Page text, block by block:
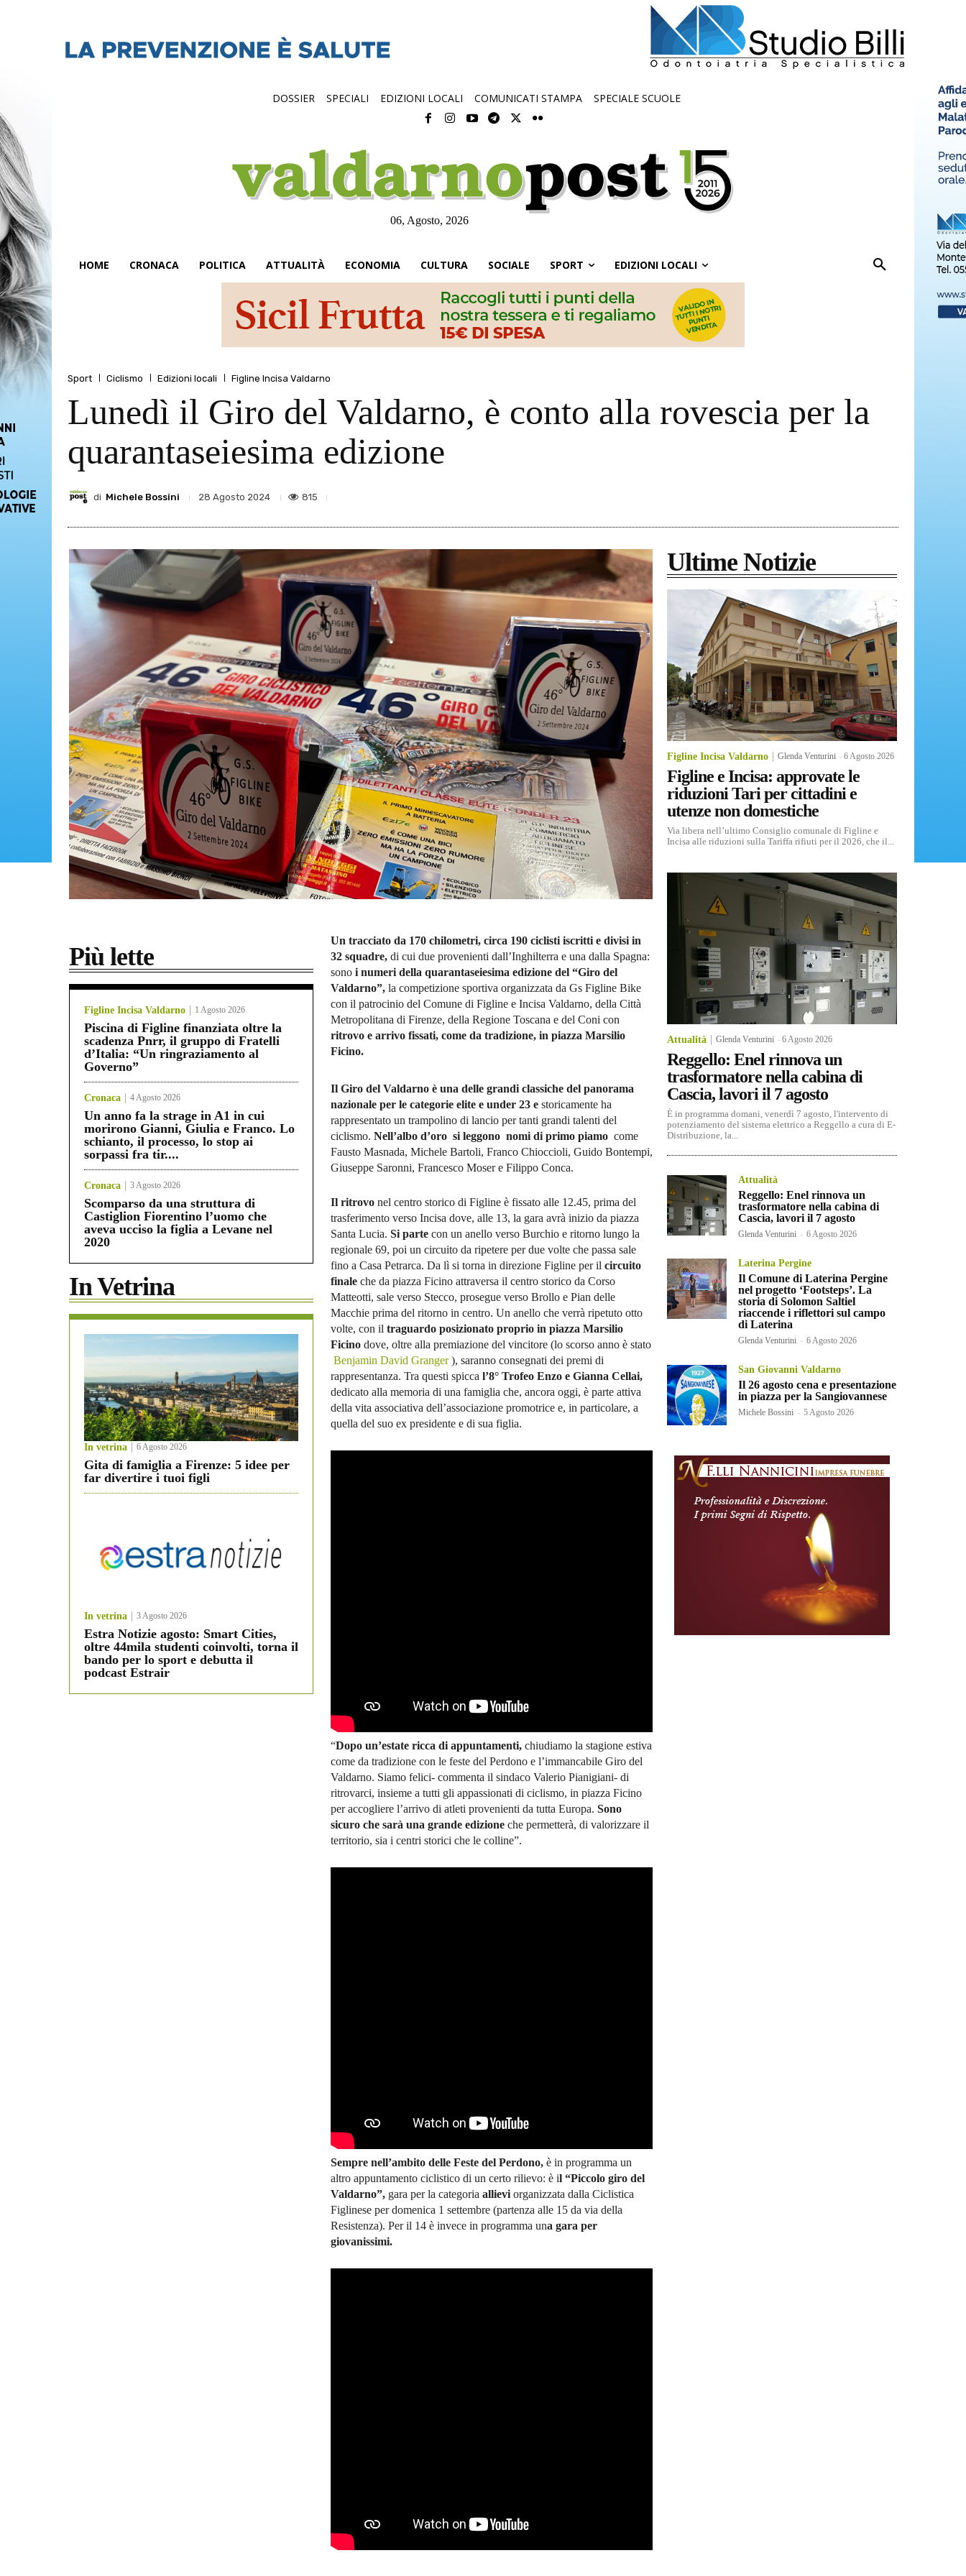
DOSSIER SPECIALI EDIZIONI LOCALI COMUNICATI STAMPA SPECIALE SCUOLE
06, Agosto, 2026
HOME CRONACA POLITICA ATTUALITÀ ECONOMIA CULTURA SOCIALE SPORT EDIZIONI LOCALI
Sport Ciclismo Edizioni locali Figline Incisa Valdarno
Lunedì il Giro del Valdarno, è conto alla rovescia per la
quarantaseiesima edizione
di Michele Bossini 28 Agosto 2024 815
Più lette
Figline Incisa Valdarno 1 Agosto 2026
Piscina di Figline finanziata oltre la
scadenza Pnrr, il gruppo di Fratelli
d’Italia: “Un ringraziamento al
Governo”
Cronaca 4 Agosto 2026
Un anno fa la strage in A1 in cui
morirono Gianni, Giulia e Franco. Lo
schianto, il processo, lo stop ai
sorpassi fra tir....
Cronaca 3 Agosto 2026
Scomparso da una struttura di
Castiglion Fiorentino l’uomo che
aveva ucciso la figlia a Levane nel
2020
In Vetrina
In vetrina 6 Agosto 2026
Gita di famiglia a Firenze: 5 idee per
far divertire i tuoi figli
In vetrina 3 Agosto 2026
Estra Notizie agosto: Smart Cities,
oltre 44mila studenti coinvolti, torna il
bando per lo sport e debutta il
podcast Estrair
Un tracciato da 170 chilometri, circa 190 ciclisti iscritti e divisi in
32 squadre, di cui due provenienti dall’Inghilterra e una dalla Spagna:
sono i numeri della quarantaseiesima edizione del “Giro del
Valdarno”, la competizione sportiva organizzata da Gs Figline Bike
con il patrocinio del Comune di Figline e Incisa Valdarno, della Città
Metropolitana di Firenze, della Regione Toscana e del Coni con
ritrovo e arrivo fissati, come da tradizione, in piazza Marsilio
Ficino.
Il Giro del Valdarno è una delle grandi classiche del panorama
nazionale per le categorie elite e under 23 e storicamente ha
rappresentato un trampolino di lancio per tanti grandi talenti del
ciclismo. Nell’albo d’oro si leggono nomi di primo piamo come
Fausto Masnada, Michele Bartoli, Franco Chioccioli, Guido Bontempi,
Giuseppe Saronni, Francesco Moser e Filippo Conca.
Il ritrovo nel centro storico di Figline è fissato alle 12.45, prima del
trasferimento verso Incisa dove, alle 13, la gara avrà inizio da piazza
Santa Lucia. Si parte con un anello verso Burchio e ritorno lungo la
regionale 69, poi un circuito da ripetere per due volte che passa sale
fino a Casa Petrarca. Da lì si torna in direzione Figline per il circuito
finale che da piazza Ficino attraversa il centro storico da Corso
Matteotti, sale verso Stecco, prosegue verso Brollo e Pian delle
Macchie prima del ritorno in centro. Un anello che verrà ripetuto otto
volte, con il traguardo posizionato proprio in piazza Marsilio
Ficino dove, oltre alla premiazione del vincitore (lo scorso anno è stato
Benjamin David Granger), saranno consegnati dei premi di
rappresentanza. Tra questi spicca l’8° Trofeo Enzo e Gianna Cellai,
dedicato alla memoria di una famiglia che, ancora oggi, è parte attiva
della vita associativa dell’associazione promotrice e, in particolare, a
quella del suo ex presidente e di sua figlia.
“Dopo un’estate ricca di appuntamenti, chiudiamo la stagione estiva
come da tradizione con le feste del Perdono e l’immancabile Giro del
Valdarno. Siamo felici- commenta il sindaco Valerio Pianigiani- di
ritrovarci, insieme a tutti gli appassionati di ciclismo, in piazza Ficino
per accogliere l’arrivo di atleti provenienti da tutta Europa. Sono
sicuro che sarà una grande edizione che permetterà, di valorizzare il
territorio, sia i centri storici che le colline”.
Sempre nell’ambito delle Feste del Perdono, è in programma un
altro appuntamento ciclistico di un certo rilievo: è il “Piccolo giro del
Valdarno”, gara per la categoria allievi organizzata dalla Ciclistica
Figlinese per domenica 1 settembre (partenza alle 15 da via della
Resistenza). Per il 14 è invece in programma una gara per
giovanissimi.
Ultime Notizie
Figline Incisa Valdarno Glenda Venturini -6 Agosto 2026
Figline e Incisa: approvate le
riduzioni Tari per cittadini e
utenze non domestiche
Via libera nell’ultimo Consiglio comunale di Figline e
Incisa alle riduzioni sulla Tariffa rifiuti per il 2026, che il...
Attualità Glenda Venturini -6 Agosto 2026
Reggello: Enel rinnova un
trasformatore nella cabina di
Cascia, lavori il 7 agosto
È in programma domani, venerdì 7 agosto, l'intervento di
potenziamento del sistema elettrico a Reggello a cura di E-
Distribuzione, la...
Attualità
Reggello: Enel rinnova un
trasformatore nella cabina di
Cascia, lavori il 7 agosto
Glenda Venturini - 6 Agosto 2026
Laterina Pergine
Il Comune di Laterina Pergine
nel progetto ‘Footsteps’. La
storia di Solomon Saltiel
riaccende i riflettori sul campo
di Laterina
Glenda Venturini - 6 Agosto 2026
San Giovanni Valdarno
Il 26 agosto cena e presentazione
in piazza per la Sangiovannese
Michele Bossini - 5 Agosto 2026